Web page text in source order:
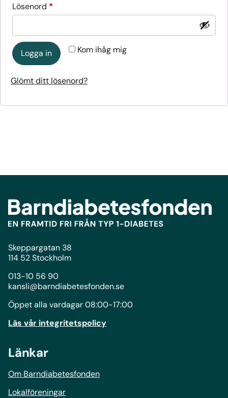
Lösenord *
Kom ihåg mig
Logga in
Glömt ditt lösenord?
Skeppargatan 38
114 52 Stockholm
013-10 56 90
kansli@barndiabetesfonden.se
Öppet alla vardagar 08:00-17:00
Läs vår integritetspolicy
Länkar
Om Barndiabetesfonden
Lokalföreningar